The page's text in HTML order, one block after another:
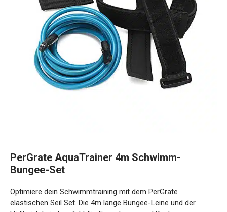
PerGrate AquaTrainer 4m Schwimm-
Bungee-Set
Optimiere dein Schwimmtraining mit dem PerGrate
elastischen Seil Set. Die 4m lange Bungee-Leine und der